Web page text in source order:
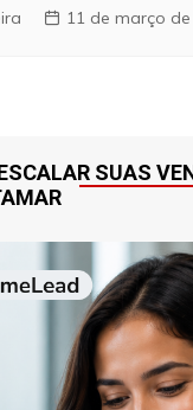
11 de março
SUAS